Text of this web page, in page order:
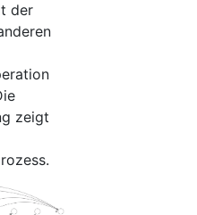
der
zeigt